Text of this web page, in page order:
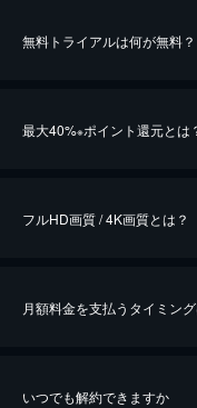
無料トライアルは何が無料？
最大40%※ポイント還元とは
※40％ポイント還元の対象は、ク
フルHD画質 / 4K画質とは？
月額料金を支払うタイミング
いつでも解約できますか